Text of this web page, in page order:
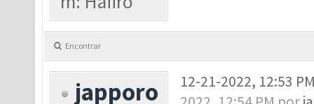
Encontrar
japporo
12-21-2022, 12:53